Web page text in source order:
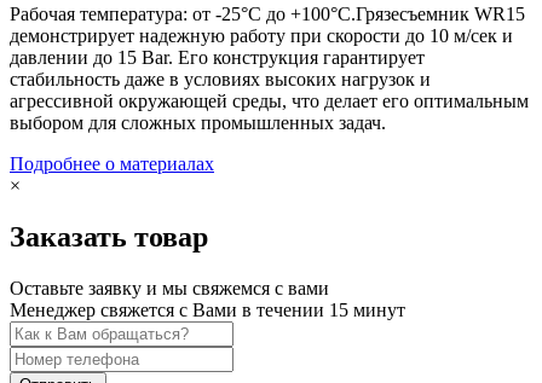
Рабочая температура: от -25°C до +100°C.Грязесъемник WR15
демонстрирует надежную работу при скорости до 10 м/сек и
давлении до 15 Bar. Его конструкция гарантирует
стабильность даже в условиях высоких нагрузок и
агрессивной окружающей среды, что делает его оптимальным
выбором для сложных промышленных задач.
Подробнее о материалах
×
Заказать товар
Оставьте заявку и мы свяжемся с вами
Менеджер свяжется с Вами в течении 15 минут